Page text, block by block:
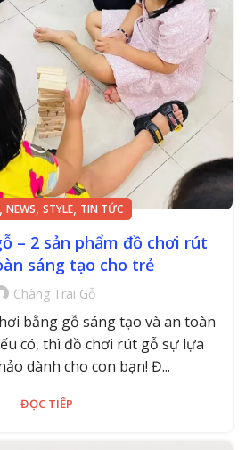
, NEWS, STYLE, TIN TỨC
– 2 sản phẩm đồ chơi rút
sáng tạo cho trẻ
Chàng Trai Gỗ
bằng gỗ sáng tạo và an toàn
có, thì đồ chơi rút gỗ sự lựa
dành cho con bạn! Đ...
ĐỌC TIẾP